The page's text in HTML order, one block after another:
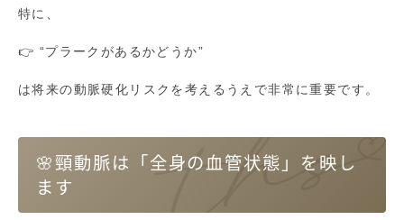
特に、
👉 “プラークがあるかどうか”
は将来の動脈硬化リスクを考えるうえで非常に重要です。
🌸頸動脈は「全身の血管状態」を映し
ます